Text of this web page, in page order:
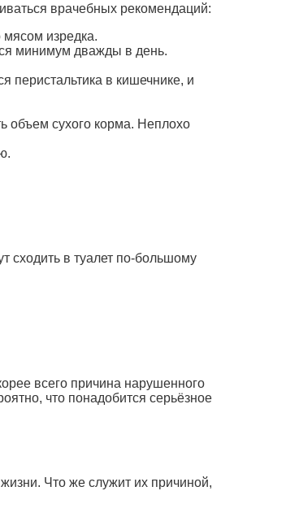
врачебных рекомендаций:
изредка.
минимум дважды в день.
перистальтика в кишечнике, и
объем сухого корма. Неплохо
сходить в туалет по-большому
всего причина нарушенного
что понадобится серьёзное
Что же служит их причиной,